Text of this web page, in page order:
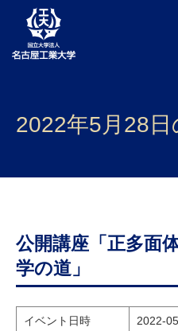
学部・大学院・センター
研究・産学官連携
社会連携
国際交流
2022年5月28日
公開講座「正多面
学の道」
イベント日時 2022-